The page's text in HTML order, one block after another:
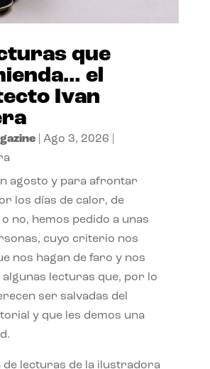
que
el
Ivan
| Ago 3, 2026
agosto y para afrontar
los días de calor, de
no, hemos pedido a unas
cuyo criterio nos
nos hagan de faro y nos
lecturas que, por lo
ser salvadas del
y que les demos una
de lecturas de la ilustradora